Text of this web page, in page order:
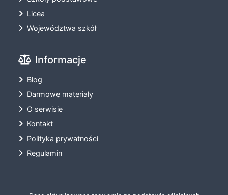
Licea
Województwa szkół
Informacje
Blog
Darmowe materiały
O serwisie
Kontakt
Polityka prywatności
Regulamin